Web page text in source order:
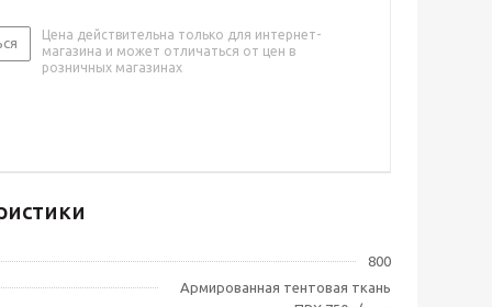
Цена действительна только для интернет-
магазина и может отличаться от цен в
розничных магазинах
800
Армированная тентовая ткань